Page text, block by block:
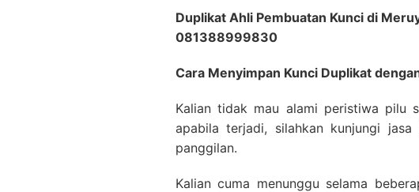
Duplikat Ahli Pembuatan Kunci di
081388999830
Cara Menyimpan Kunci Duplikat
Kalian tidak mau alami peristiwa pilu
apabila terjadi, silahkan kunjungi
panggilan.
Kalian cuma menunggu selama